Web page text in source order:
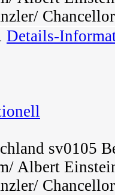
Details-
sv0105
Albert
Chancellor